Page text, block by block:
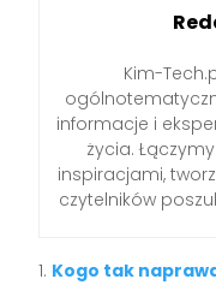
Kim-
informacje i
życia.
inspiracjami,
czytelników
Kogo tak